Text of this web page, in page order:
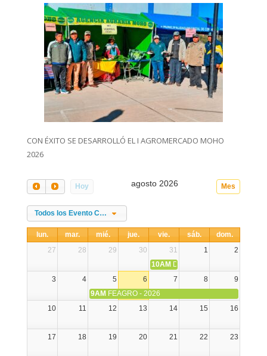
CON ÉXITO SE DESARROLLÓ EL I AGROMERCADO MOHO
2026
Hoy Mes
agosto 2026
Todos los Evento Categories
lun. mar. mié. jue. vie. sáb.
dom.
27
28 29 30 31 1
2
10AM DIA NACIONAL DE LA
3
4 5 6 7 8
9
9AM FEAGRO - 2026
10
11 12 13 14 15 16
17 18 19 20 21 22 23